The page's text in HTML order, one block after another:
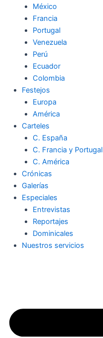
México
Francia
Portugal
Venezuela
Perú
Ecuador
Colombia
Festejos
Europa
América
Carteles
C. España
C. Francia y Portugal
C. América
Crónicas
Galerías
Especiales
Entrevistas
Reportajes
Dominicales
Nuestros servicios